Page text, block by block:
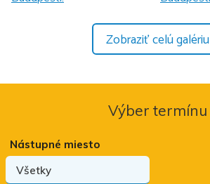
Zobraziť celú galériu
Výber termínu
Nástupné miesto